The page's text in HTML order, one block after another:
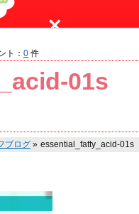
01s
ト： 0 件
ブログ » essential_fatty_acid-01s